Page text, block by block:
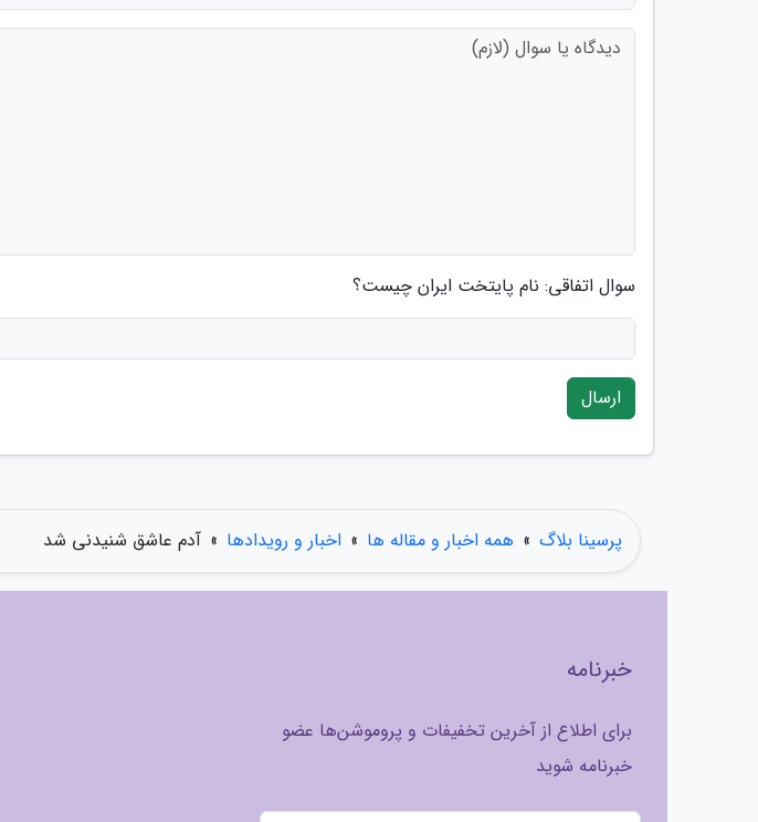
سوال اتفاقی: نام پایتخت ایران چیست؟
ارسال
پرسینا بلاگ » همه اخبار و مقاله ها » اخبار و رویدادها » آدم عاشق شنیدنی شد
خبرنامه
برای اطلاع از آخرین تخفیفات و پروموشن‌ها عضو
خبرنامه شوید